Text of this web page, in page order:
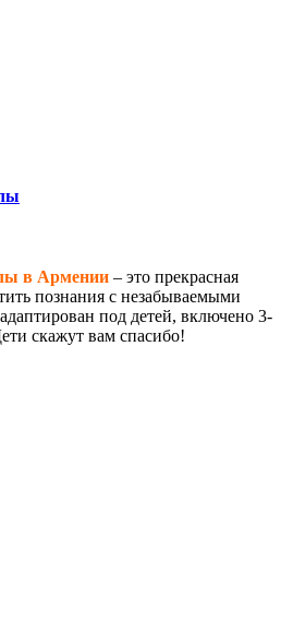
в Армении – это прекрасная
познания с незабываемыми
под детей, включено 3-
скажут вам спасибо!